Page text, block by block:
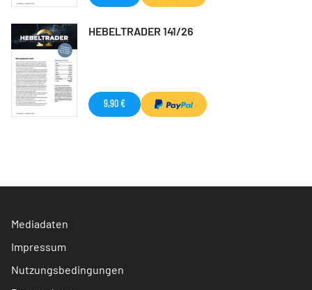
HEBELTRADER 141/26
9,90 €
Mediadaten
Impressum
Nutzungsbedingungen